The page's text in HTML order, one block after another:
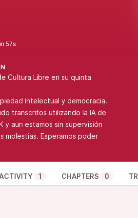
57s
Cultura Libre en su quinta
intelectual y democracia.
transcritos utilizando la IA de
y aun estamos sin supervisión
molestias. Esperamos poder
1 CHAPTERS 0